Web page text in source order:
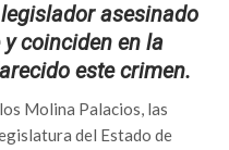
asesinado
coinciden en la
este crimen.
Molina Palacios, las
del Estado de